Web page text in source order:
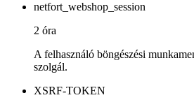
netfort_webshop_session
2 óra
A felhasználó böngészési
szolgál.
XSRF-TOKEN